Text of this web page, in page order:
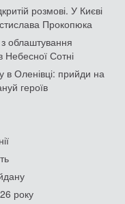
розмові. У Києві
Прокопюка
з облаштування
Небесної Сотні
в Оленівці: прийди на
героїв
року